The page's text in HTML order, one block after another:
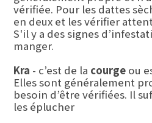
vérifiée. Pour les dattes
en deux et les vérifier
S'il y a des signes
manger.
Kra - c’est de la courge ou
Elles sont généralement
besoin d’être vérifiées. Il
les éplucher